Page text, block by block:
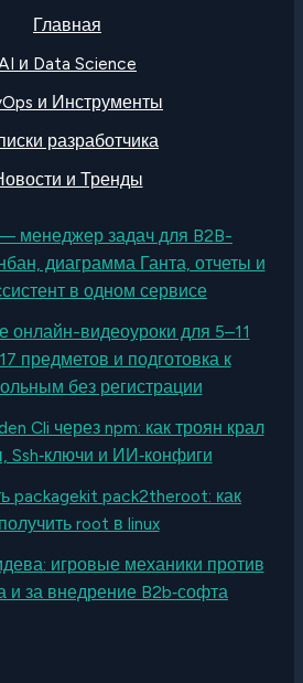
Главная
и Data Science
и Инструменты
разработчика
и Тренды
менеджер задач для B2B-
диаграмма Ганта, отчеты и
в одном сервисе
онлайн-видеоуроки для 5–11
предметов и подготовка к
без регистрации
Cli через npm: как троян крал
Ssh‑ключи и ИИ‑конфиги
packagekit pack2theroot: как
получить root в linux
игровые механики против
и за внедрение B2b‑софта